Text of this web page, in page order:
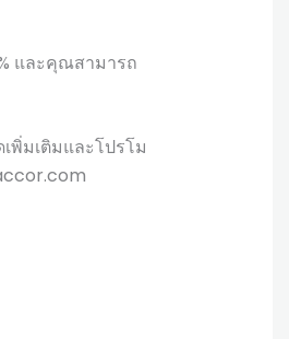
และคุณสามารถ
พิ่มเติมและโปรโม